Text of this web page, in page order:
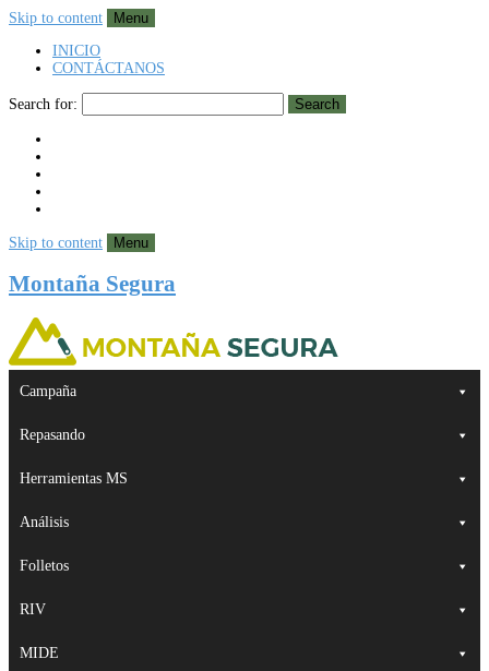
Skip to content
Menu
INICIO
CONTÁCTANOS
Search for: Search
Skip to content Menu
Montaña Segura
Campaña
Repasando
Herramientas MS
Análisis
Folletos
RIV
MIDE